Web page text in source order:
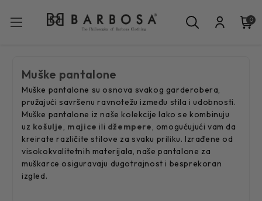
0
Muške pantalone
Muške pantalone su osnova svakog garderobera,
pružajući savršenu ravnotežu između stila i udobnosti.
Muške pantalone iz naše kolekcije lako se kombinuju
uz košulje, majice ili džempere, omogućujući vam da
kreirate različite stilove za svaku priliku. Izrađene od
visokokvalitetnih materijala, naše pantalone za
muškarce osiguravaju dugotrajnost i besprekoran
izgled.